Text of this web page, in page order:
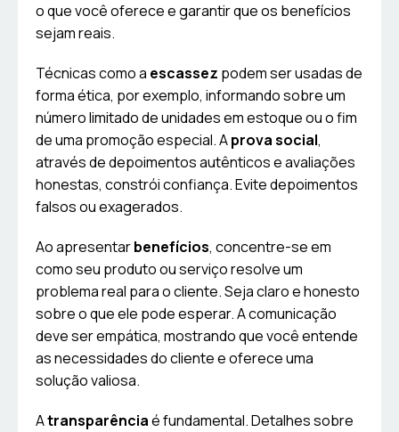
o que você oferece e garantir que os benefícios
sejam reais.
Técnicas como a escassez podem ser usadas de
forma ética, por exemplo, informando sobre um
número limitado de unidades em estoque ou o fim
de uma promoção especial. Aprova social,
através de depoimentos autênticos e avaliações
honestas, constrói confiança. Evite depoimentos
falsos ou exagerados.
Ao apresentarbenefícios, concentre-se em
como seu produto ou serviço resolve um
problema real para o cliente. Seja claro e honesto
sobre o que ele pode esperar. A comunicação
deve ser empática, mostrando que você entende
as necessidades do cliente e oferece uma
solução valiosa.
Atransparênciaé fundamental. Detalhes sobre